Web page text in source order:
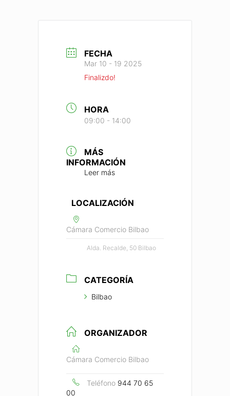
FECHA
Mar 10 - 19 2025
Finalizdo!
HORA
09:00 - 14:00
MÁS
INFORMACIÓN
Leer más
LOCALIZACIÓN
Cámara Comercio Bilbao
Alda. Recalde, 50 Bilbao
CATEGORÍA
Bilbao
ORGANIZADOR
Cámara Comercio Bilbao
Teléfono 944 70 65
00